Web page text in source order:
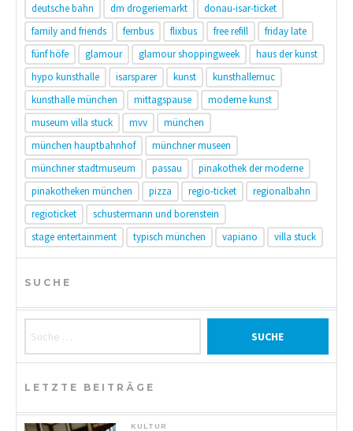
deutsche bahn
dm drogeriemarkt
donau-isar-ticket
family and friends
fernbus flixbus free refill
friday late
fünf höfe
glamour glamour shoppingweek
haus der kunst
hypo kunsthalle
isarsparer kunst
kunsthallemuc
kunsthalle münchen
mittagspause
moderne kunst
museum villa stuck
mvv
münchen
münchen hauptbahnhof
münchner museen
münchner stadtmuseum
passau
pinakothek der moderne
pinakotheken münchen
pizza regio-ticket
regionalbahn
regioticket
schustermann und borenstein
stage entertainment
typisch münchen vapiano villa stuck
SUCHE
LETZTE BEITRÄGE
KULTUR